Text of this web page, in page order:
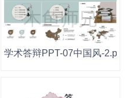
学术答辩PPT-07中国风-2.pptx